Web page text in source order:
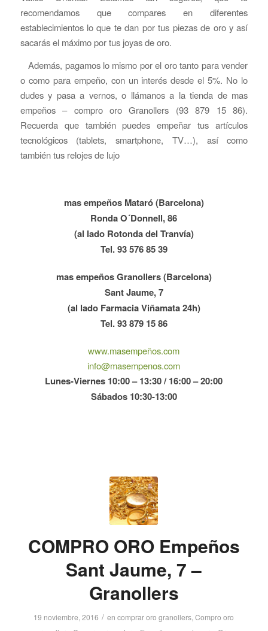
recomendamos que compares en diferentes
establecimientos lo que te dan por tus piezas de oro y así
sacarás el máximo por tus joyas de oro.
Además, pagamos lo mismo por el oro tanto para vender
o como para empeño, con un interés desde el 5%. No lo
dudes y pasa a vernos, o llámanos a la tienda de mas
empeños – compro oro Granollers (93 879 15 86).
Recuerda que también puedes empeñar tus artículos
tecnológicos (tablets, smartphone, TV…), así como
también tus relojes de lujo
mas empeños Mataró (Barcelona)
Ronda O´Donnell, 86
(al lado Rotonda del Tranvía)
Tel. 93 576 85 39
mas empeños Granollers (Barcelona)
Sant Jaume, 7
(al lado Farmacia Viñamata 24h)
Tel. 93 879 15 86
www.masempeños.com
info@masempenos.com
Lunes-Viernes 10:00 – 13:30 / 16:00 – 20:00
Sábados 10:30-13:00
COMPRO ORO Empeños
Sant Jaume, 7 –
Granollers
19 noviembre, 2016 / encomprar oro granollers,Compro oro